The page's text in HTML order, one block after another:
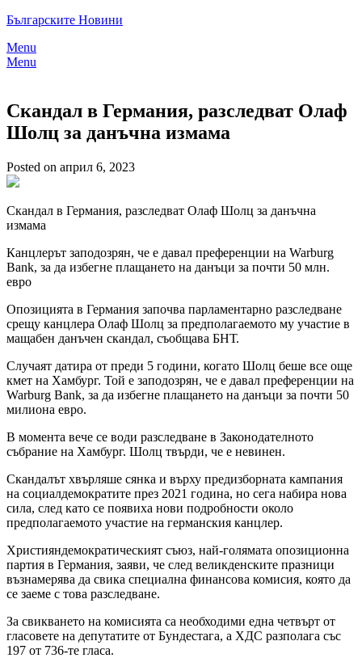
Skip
content
Българските Новини
Menu
Menu
Скандал в Германия, разследват Олаф
Шолц за данъчна измама
Posted on април 6, 2023
Скандал в Германия, разследват Олаф Шолц за данъчна
измама
Канцлерът заподозрян, че е давал преференции на Warburg
Bank, за да избегне плащането на данъци за почти 50 млн.
евро
Опозицията в Германия започва парламентарно разследване
срещу канцлера Олаф Шолц за предполагаемото му участие в
мащабен данъчен скандал, съобщава БНТ.
Случаят датира от преди 5 години, когато Шолц беше все още
кмет на Хамбург. Той е заподозрян, че е давал преференции на
Warburg Bank, за да избегне плащането на данъци за почти 50
милиона евро.
В момента вече се води разследване в Законодателното
събрание на Хамбург. Шолц твърди, че е невинен.
Скандалът хвърляше сянка и върху предизборната кампания
на социалдемократите през 2021 година, но сега набира нова
сила, след като се появиха нови подробности около
предполагаемото участие на германския канцлер.
Християндемократическият съюз, най-голямата опозиционна
партия в Германия, заяви, че след великденските празници
възнамерява да свика специална финансова комисия, която да
се заеме с това разследване.
За свикването на комисията са необходими една четвърт от
гласовете на депутатите от Бундестага, а ХДС разполага със
197 от 736-те гласа.